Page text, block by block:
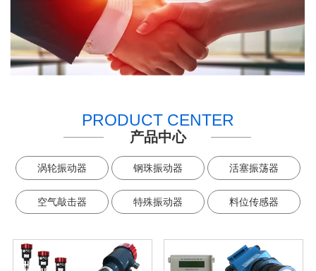
PRODUCT CENTER
产品中心
涡轮振动器 钢珠振动器 活塞振荡器
空气敲击器 特殊振动器 料位传感器